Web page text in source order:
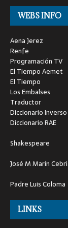
WEBS INFO
Aena Jerez
Renfe
Programación TV
El Tiempo Aemet
El Tiempo
Los Embalses
Traductor
Diccionario Inverso
Diccionario RAE
Shakespeare
José M Marín
Padre Luis Coloma
LINKS